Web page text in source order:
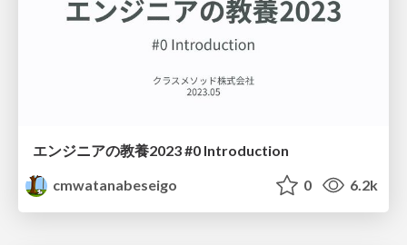
エンジニアの教養2023 #0 Introduction
cmwatanabeseigo
0 6.2k